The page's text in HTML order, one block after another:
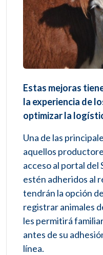
Estas mejoras
la experiencia de
optimizar la
Una de las
aquellos
acceso al portal del
estén adheridos al
tendrán la opción
registrar animales
les permitirá
antes de su
línea.